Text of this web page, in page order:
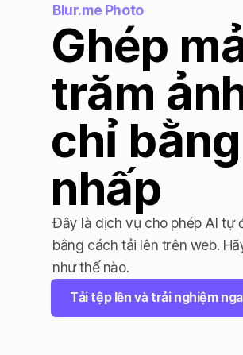
Blur.me Photo
Ghép
trăm
chỉ
nhấp
Đây là dịch vụ cho phép AI tự
bằng cách tải lên trên web.
như thế nào.
Tải tệp lên và trải nghiệm